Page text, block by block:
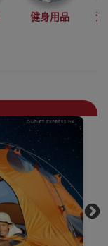
健身用品
沙